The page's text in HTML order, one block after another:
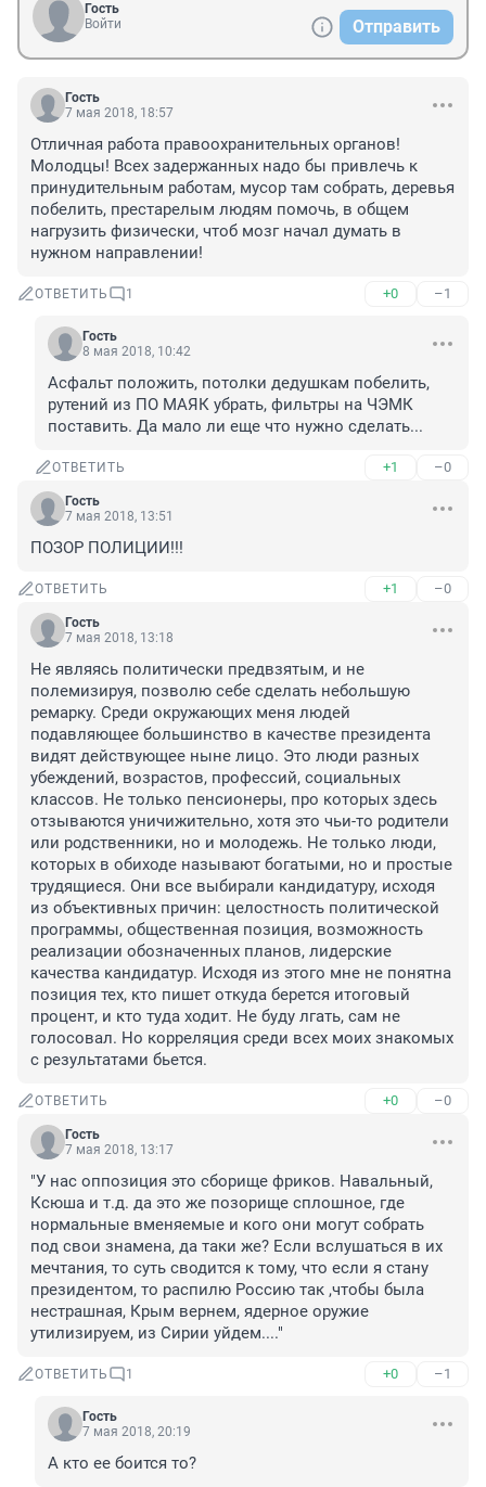
Гость
Войти
Отправить
Гость
7 мая 2018, 18:57
Отличная работа правоохранительных органов!
Молодцы! Всех задержанных надо бы привлечь к
принудительным работам, мусор там собрать, деревья
побелить, престарелым людям помочь, в общем
нагрузить физически, чтоб мозг начал думать в
нужном направлении!
ОТВЕТИТЬ 1 +0 –1
Гость
8 мая 2018, 10:42
Асфальт положить, потолки дедушкам побелить,
рутений из ПО МАЯК убрать, фильтры на ЧЭМК
поставить. Да мало ли еще что нужно сделать...
ОТВЕТИТЬ +1 –0
Гость
7 мая 2018, 13:51
ПОЗОР ПОЛИЦИИ!!!
ОТВЕТИТЬ +1 –0
Гость
7 мая 2018, 13:18
Не являясь политически предвзятым, и не
полемизируя, позволю себе сделать небольшую
ремарку. Среди окружающих меня людей
подавляющее большинство в качестве президента
видят действующее ныне лицо. Это люди разных
убеждений, возрастов, профессий, социальных
классов. Не только пенсионеры, про которых здесь
отзываются уничижительно, хотя это чьи-то родители
или родственники, но и молодежь. Не только люди,
которых в обиходе называют богатыми, но и простые
трудящиеся. Они все выбирали кандидатуру, исходя
из объективных причин: целостность политической
программы, общественная позиция, возможность
реализации обозначенных планов, лидерские
качества кандидатур. Исходя из этого мне не понятна
позиция тех, кто пишет откуда берется итоговый
процент, и кто туда ходит. Не буду лгать, сам не
голосовал. Но корреляция среди всех моих знакомых
с результатами бьется.
ОТВЕТИТЬ +0 –0
Гость
7 мая 2018, 13:17
"У нас оппозиция это сборище фриков. Навальный,
Ксюша и т.д. да это же позорище сплошное, где
нормальные вменяемые и кого они могут собрать
под свои знамена, да таки же? Если вслушаться в их
мечтания, то суть сводится к тому, что если я стану
президентом, то распилю Россию так ,чтобы была
нестрашная, Крым вернем, ядерное оружие
утилизируем, из Сирии уйдем...."
ОТВЕТИТЬ 1 +0 –1
Гость
7 мая 2018, 20:19
А кто ее боится то?